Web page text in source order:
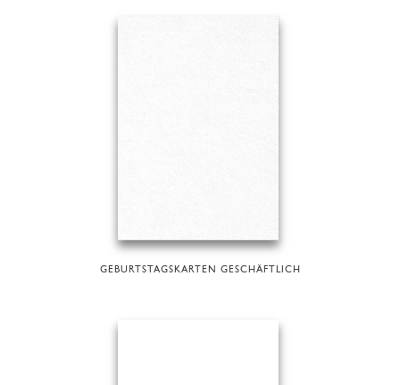
GEBURTSTAGSKARTEN GESCHÄFTLICH